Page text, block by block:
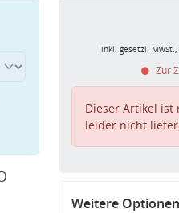
inkl. gesetzl. MwSt.,
Zur
Dieser Artikel ist
leider nicht
Weitere Optionen